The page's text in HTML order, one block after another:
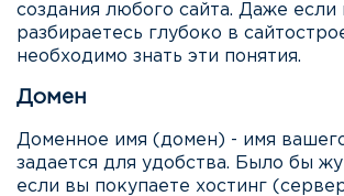
создания любого сайта. Даже если
разбираетесь глубоко в
необходимо знать эти понятия.
Домен
Доменное имя (домен) - имя
задается для удобства. Было бы
если вы покупаете хостинг